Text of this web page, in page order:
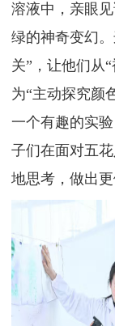
溶液中，亲眼
绿的神奇变幻
关”，让他们从
为“主动探究颜
一个有趣的实
子们在面对五
地思考，做出更